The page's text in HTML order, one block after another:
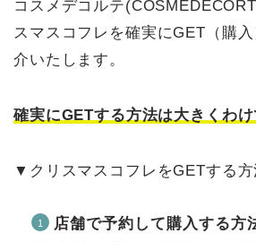
コスメデコルテ
スマスコフレを確実にGET（購
介いたします。
確実にGETする方法は大きくわ
▼クリスマスコフレをGETする方
店舗で予約して購入する方